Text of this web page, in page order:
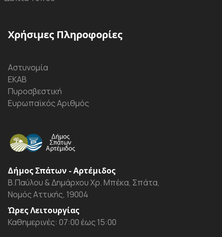
Χρήσιμες Πληροφορίες
Αστυνομία
ΕΚΑΒ
Πυροσβεστική
Ευρωπαϊκός Αριθμός
Δήμος Σπάτων - Αρτέμιδος
Β.Παύλου & Δημάρχου Χρ. Μπέκα, Σπάτα,
Νομός Αττικής, 19004
Ώρες Λειτουργίας
Καθημερινές: 07:00 έως 15:00